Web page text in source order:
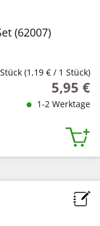
(62007)
(1,19 € / 1 Stück)
5,95 €
1-2 Werktage